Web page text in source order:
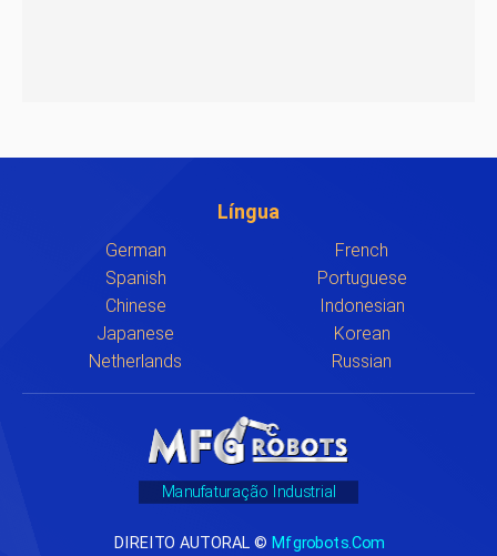
Língua
German
French
Spanish
Portuguese
Chinese
Indonesian
Japanese
Korean
Netherlands
Russian
Manufaturação Industrial
DIREITO AUTORAL © Mfgrobots.com